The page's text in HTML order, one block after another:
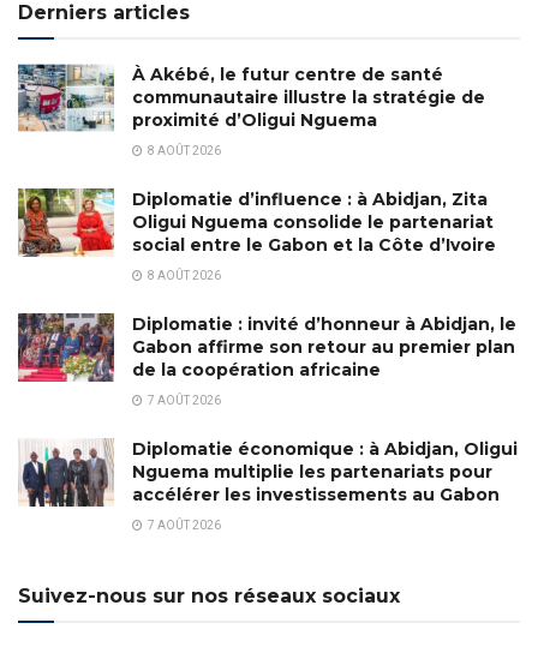
Derniers articles
À Akébé, le futur centre de santé
communautaire illustre la stratégie de
proximité d’Oligui Nguema
8 AOÛT 2026
Diplomatie d’influence : à Abidjan, Zita
Oligui Nguema consolide le partenariat
social entre le Gabon et la Côte d’Ivoire
8 AOÛT 2026
Diplomatie : invité d’honneur à Abidjan, le
Gabon affirme son retour au premier plan
de la coopération africaine
7 AOÛT 2026
Diplomatie économique : à Abidjan, Oligui
Nguema multiplie les partenariats pour
accélérer les investissements au Gabon
7 AOÛT 2026
Suivez-nous sur nos réseaux sociaux